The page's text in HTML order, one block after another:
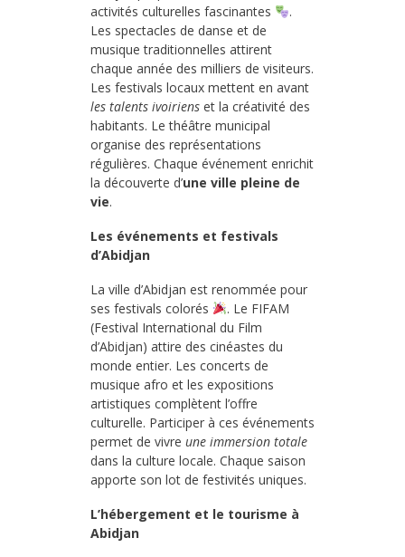
activités culturelles fascinantes
.
Les spectacles de danse et de
musique traditionnelles attirent
chaque année des milliers de visiteurs.
Les festivals locaux mettent en avant
les talents ivoiriens et la créativité des
habitants. Le théâtre municipal
organise des représentations
régulières. Chaque événement enrichit
la découverte d’une ville pleine de
vie.
Les événements et festivals
d’Abidjan
La ville d’Abidjan est renommée pour
ses festivals colorés
. Le FIFAM
(Festival International du Film
d’Abidjan) attire des cinéastes du
monde entier. Les concerts de
musique afro et les expositions
artistiques complètent l’offre
culturelle. Participer à ces événements
permet de vivre une immersion totale
dans la culture locale. Chaque saison
apporte son lot de festivités uniques.
L’hébergement et le tourisme à
Abidjan